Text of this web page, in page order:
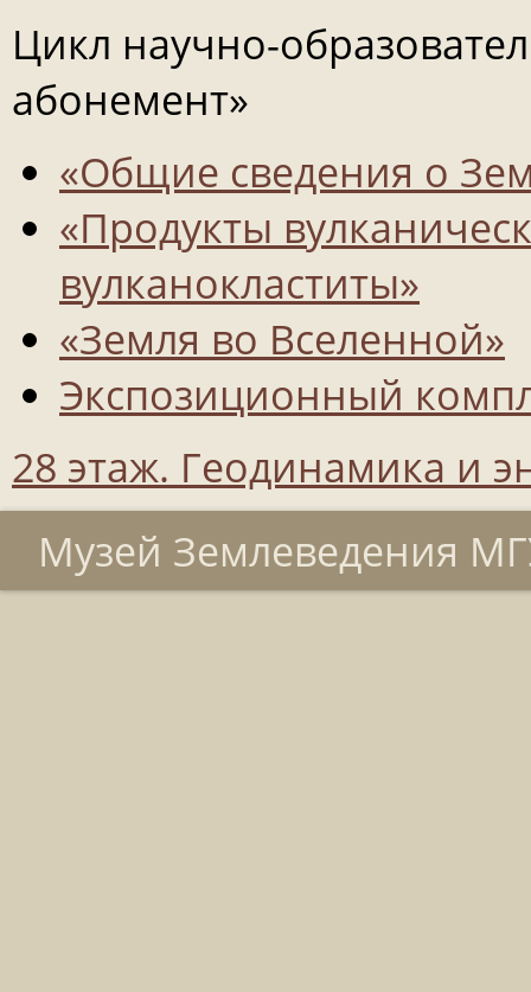
Цикл научно-
абонемент»
«Общие сведения о
«Продукты
вулканокластиты»
«Земля во Вселенной»
Экспозиционный
28 этаж. Геодинамика и
Музей Землеведения